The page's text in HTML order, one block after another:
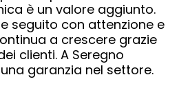
è un valore aggiunto.
seguito con attenzione e
a crescere grazie
clienti. A Seregno
garanzia nel settore.